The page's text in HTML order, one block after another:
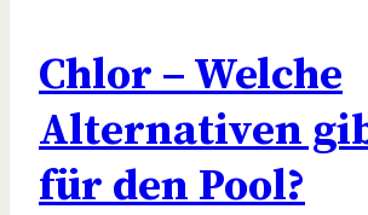
Chlor – Welche
Alternativen
für den Pool?